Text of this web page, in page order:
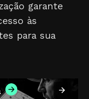
garante
às
para sua